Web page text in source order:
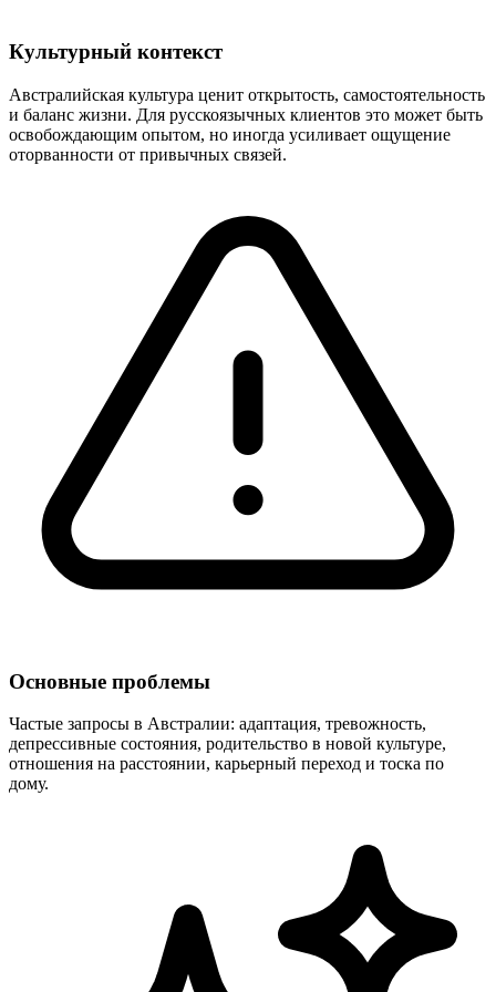
Культурный контекст
Австралийская культура ценит открытость, самостоятельность
и баланс жизни. Для русскоязычных клиентов это может быть
освобождающим опытом, но иногда усиливает ощущение
оторванности от привычных связей.
Основные проблемы
Частые запросы в Австралии: адаптация, тревожность,
депрессивные состояния, родительство в новой культуре,
отношения на расстоянии, карьерный переход и тоска по
дому.